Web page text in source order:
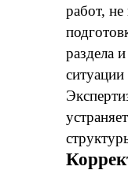
работ,
раздела